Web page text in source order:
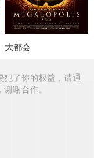
大都会
了你的权益，请通
谢合作。